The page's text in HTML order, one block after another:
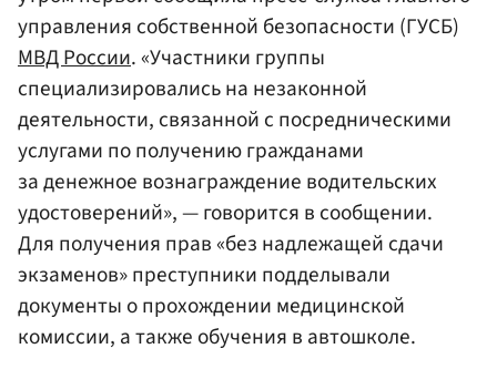
управления собственной безопасности (ГУСБ)
МВД России. «Участники группы
специализировались на незаконной
деятельности, связанной с посредническими
услугами по получению гражданами
за денежное вознаграждение водительских
удостоверений», — говорится в сообщении.
Для получения прав «без надлежащей сдачи
экзаменов» преступники подделывали
документы о прохождении медицинской
комиссии, а также обучения в автошколе.